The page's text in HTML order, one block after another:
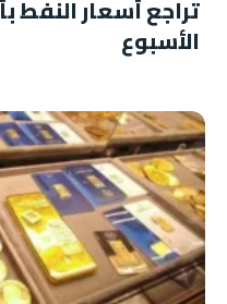
الأسبوع